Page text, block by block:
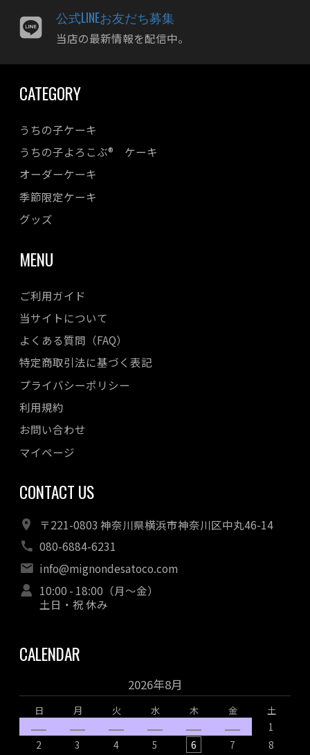
2023年11月
2023年10月
2023年09月
2023年08月
2023年06月
2023年05月
2023年04月
2023年03月
2023年02月
2022年12月
2022年10月
2022年08月
2022年07月
2022年06月
2022年05月
2022年04月
公式LINEお友だち募集
当店の最新情報を配信中。
CATEGORY
うちの子ケーキ
うちの子よろこぶ® ケーキ
オーダーケーキ
季節限定ケーキ
グッズ
MENU
ご利用ガイド
当サイトについて
よくある質問（FAQ）
特定商取引法に基づく表記
プライバシーポリシー
利用規約
お問い合わせ
マイページ
CONTACT US
〒221-0803 神奈川県横浜市神奈川区中丸46-14
080-6884-6231
info@mignondesatoco.com
10:00 - 18:00（月～金）
土日・祝 休み
CALENDAR
2026年8月
日 月 火 水 木 金
土
1
2
3 4 5 6 7 8